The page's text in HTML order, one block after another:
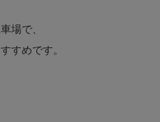
場で、
すめです。